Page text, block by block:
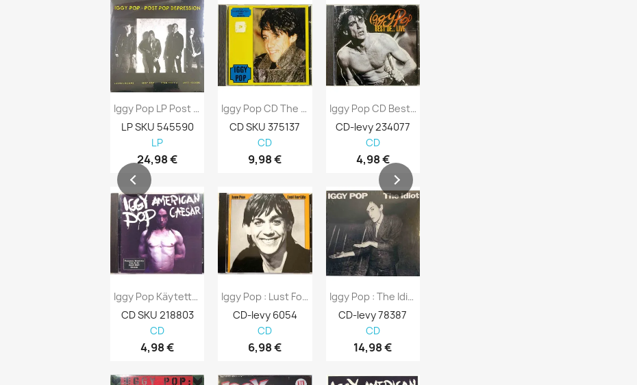
Iggy Pop LP Post Pop Depression LP
LP SKU 545590
LP
24,98 €
Iggy Pop Käytetty CD-Levy American Caesar...
CD SKU 218803
CD
4,98 €
Iggy Pop CD The Conversation Disc Series,...
CD SKU 375137
CD
9,98 €
Iggy Pop : Lust For Life - CD
CD-levy 6054
CD
6,98 €
Iggy Pop CD Best Of...Live Kansi EX Levy...
CD-levy 234077
CD
4,98 €
Iggy Pop : The Idiot Deluxe Edition 2CD - CD
CD-levy 78387
CD
14,98 €